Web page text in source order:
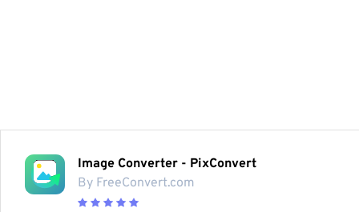
Image Converter - PixConvert
By FreeConvert.com